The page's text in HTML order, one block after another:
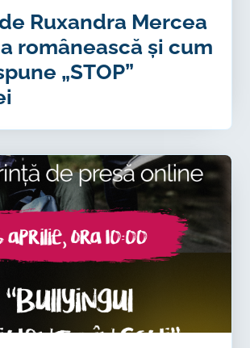
Ruxandra Mercea
românească și cum
„STOP”